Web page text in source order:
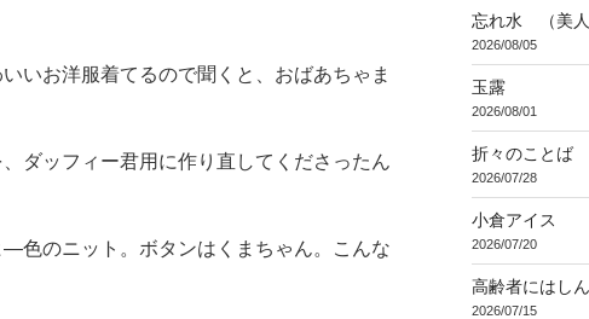
いお洋服着てるので聞くと、おばあちゃま
ダッフィー君用に作り直してくださったん
色のニット。ボタンはくまちゃん。こんな
忘れ水 （美人
2026/08/05
玉露
2026/08/01
折々のことば
2026/07/28
小倉アイス
2026/07/20
高齢者にはし
2026/07/15